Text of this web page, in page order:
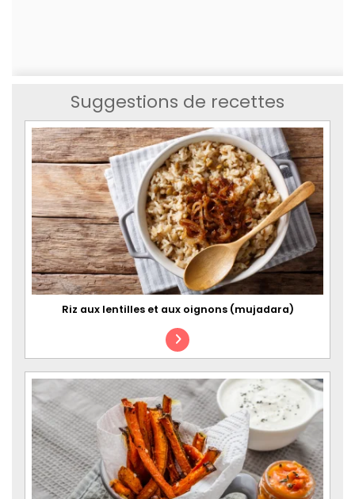
Suggestions de recettes
Riz aux lentilles et aux oignons (mujadara)